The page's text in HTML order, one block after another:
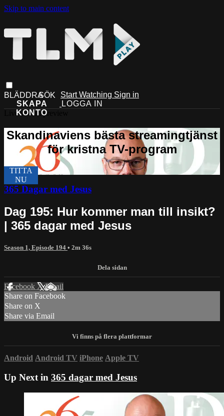
Skip to main content
Start Watching Sign in
Live stream preview
365 Dagar med Jesus
Dag 195: Hur kommer man till insikt?
| 365 dagar med Jesus
Season 1, Episode 194 • 2m 36s
Facebook XEmail
Share on Facebook
Share on X
Share via Email
Android Android TV iPhone Apple TV
Up Next in 365 dagar med Jesus